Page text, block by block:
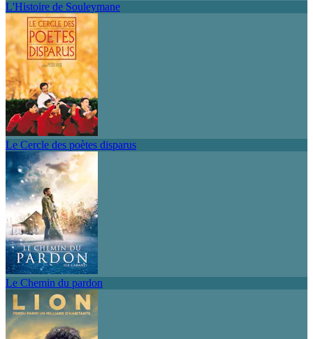
L'Histoire de Souleymane
Le Cercle des poètes disparus
Le Chemin du pardon